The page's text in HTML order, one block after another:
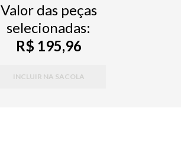
Valor das peças
selecionadas:
R$ 195,96
INCLUIR NA SACOLA